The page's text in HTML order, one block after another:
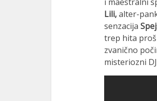
Lili,alter-
senzacija
trep hita
zvanično
misteriozni